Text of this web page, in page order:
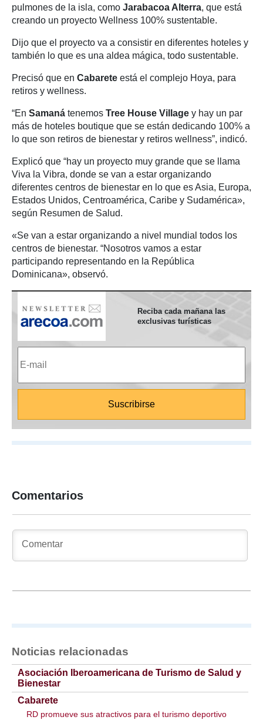
pulmones de la isla, como Jarabacoa Alterra, que está
creando un proyecto Wellness 100% sustentable.
Dijo que el proyecto va a consistir en diferentes hoteles y
también lo que es una aldea mágica, todo sustentable.
Precisó que en Cabarete está el complejo Hoya, para
retiros y wellness.
“En Samaná tenemos Tree House Village y hay un par
más de hoteles boutique que se están dedicando 100% a
lo que son retiros de bienestar y retiros wellness”, indicó.
Explicó que “hay un proyecto muy grande que se llama
Viva la Vibra, donde se van a estar organizando
diferentes centros de bienestar en lo que es Asia, Europa,
Estados Unidos, Centroamérica, Caribe y Sudamérica»,
según Resumen de Salud.
«Se van a estar organizando a nivel mundial todos los
centros de bienestar. “Nosotros vamos a estar
participando representando en la República
Dominicana», observó.
Reciba cada mañana las
exclusivas turísticas
Comentarios
Noticias relacionadas
Asociación Iberoamericana de Turismo de Salud y
Bienestar
Cabarete
RD promueve sus atractivos para el turismo deportivo